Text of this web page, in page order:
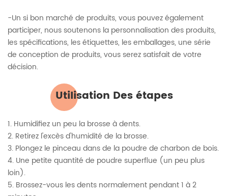
-Un si bon marché de produits, vous pouvez également
participer, nous soutenons la personnalisation des produits,
les spécifications, les étiquettes, les emballages, une série
de conception de produits, vous serez satisfait de votre
décision.
Utilisation Des étapes
1. Humidifiez un peu la brosse à dents.
2. Retirez l'excès d'humidité de la brosse.
3. Plongez le pinceau dans de la poudre de charbon de bois.
4. Une petite quantité de poudre superflue (un peu plus
loin).
5. Brossez-vous les dents normalement pendant 1 à 2